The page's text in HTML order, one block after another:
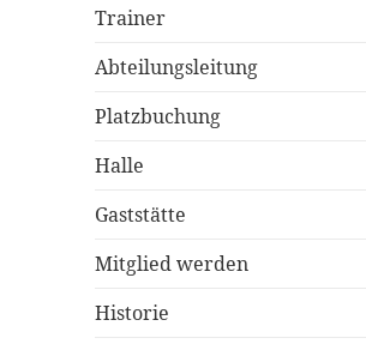
Trainer
Abteilungsleitung
Platzbuchung
Halle
Gaststätte
Mitglied werden
Historie